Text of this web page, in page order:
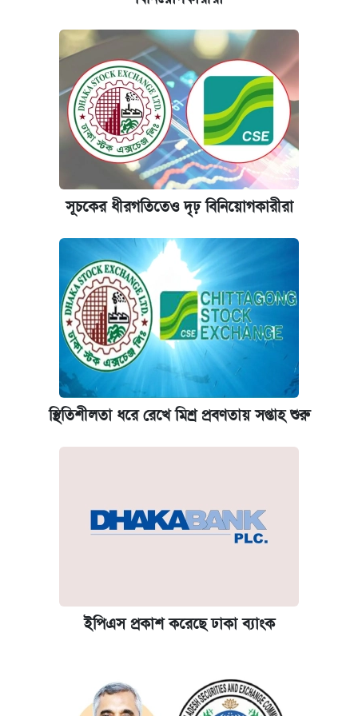
সূচকের ধীরগতিতেও দৃঢ় বিনিয়োগকারীরা
স্থিতিশীলতা ধরে রেখে মিশ্র প্রবণতায় সপ্তাহ শুরু
ইপিএস প্রকাশ করেছে ঢাকা ব্যাংক